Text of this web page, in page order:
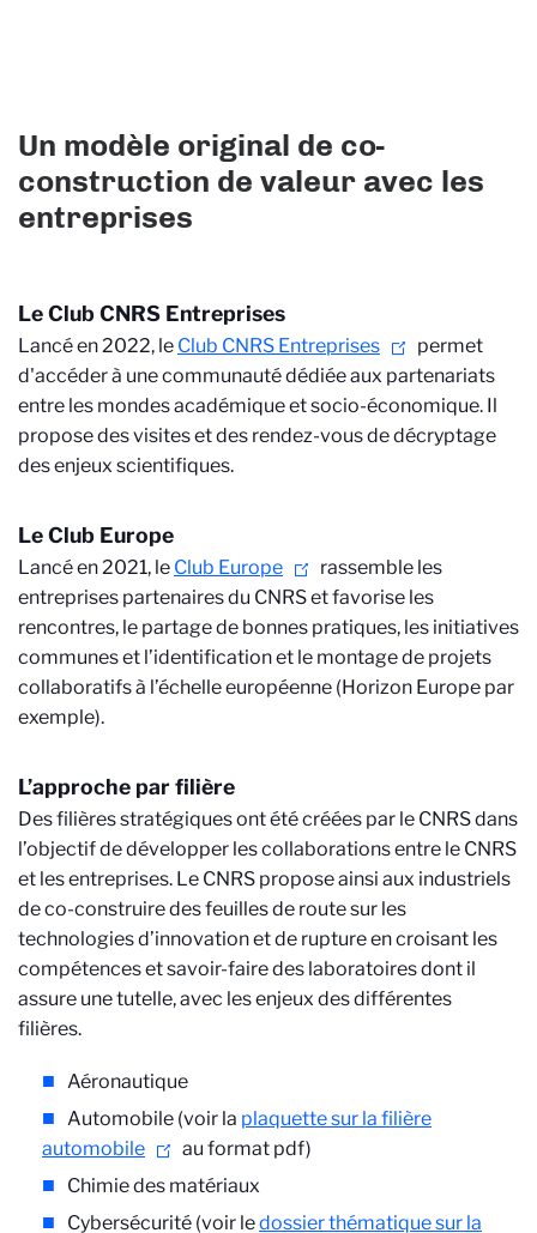
Un modèle original de co-
construction de valeur avec les
entreprises
Le Club CNRS Entreprises
Lancé en 2022, le Club CNRS Entreprises
permet
d'accéder à une communauté dédiée aux partenariats
entre les mondes académique et socio-économique. Il
propose des visites et des rendez-vous de décryptage
des enjeux scientifiques.
Le Club Europe
Lancé en 2021, le Club Europe
rassemble les
entreprises partenaires du CNRS et favorise les
rencontres, le partage de bonnes pratiques, les initiatives
communes et l’identification et le montage de projets
collaboratifs à l’échelle européenne (Horizon Europe par
exemple).
L’approche par filière
Des filières stratégiques ont été créées par le CNRS dans
l’objectif de développer les collaborations entre le CNRS
et les entreprises. Le CNRS propose ainsi aux industriels
de co-construire des feuilles de route sur les
technologies d’innovation et de rupture en croisant les
compétences et savoir-faire des laboratoires dont il
assure une tutelle, avec les enjeux des différentes
filières.
Aéronautique
Automobile (voir la plaquette sur la filière
automobile
au format pdf)
Chimie des matériaux
Cybersécurité (voir ledossier thématique sur la